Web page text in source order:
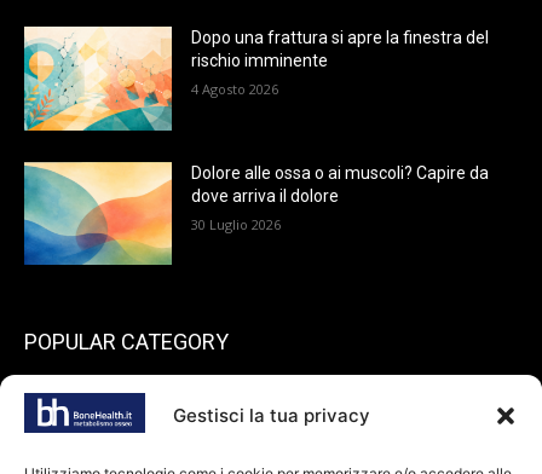
Gestisci la tua privacy
Dopo una frattura si apre la finestra del
rischio imminente
4 Agosto 2026
Dolore alle ossa o ai muscoli? Capire da
dove arriva il dolore
30 Luglio 2026
POPULAR CATEGORY
endocrinologia
Spazio pazienti
73
45